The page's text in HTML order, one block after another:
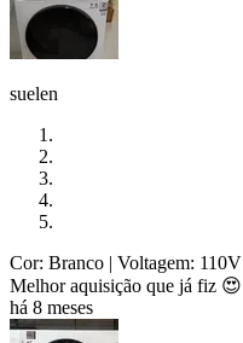
suelen
Cor: Branco | Voltagem: 110V
Melhor aquisição que já fiz 😍
há 8 meses